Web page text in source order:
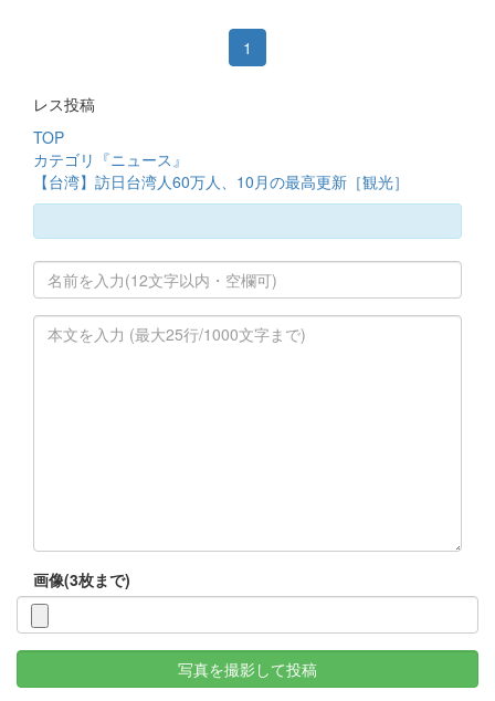
1
レス投稿
TOP
カテゴリ『ニュース』
【台湾】訪日台湾人60万人、10月の最高更新［観光］
画像(3枚まで)
写真を撮影して投稿